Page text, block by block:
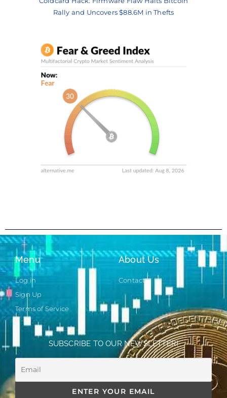
Rally and Uncovers $88.6M in Thefts
Menu
Log in
Sign Up
Terms of Service
About Us
Contact
SUBSCRIBE TO OUR NEWSLETTER!